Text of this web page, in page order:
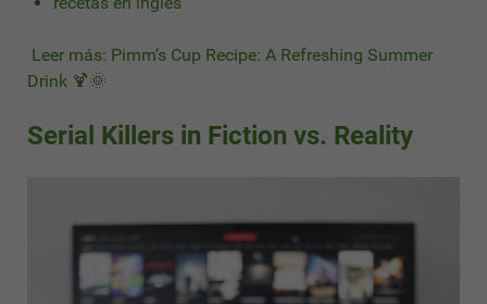
Leer más: Pimm’s Cup Recipe: A Refreshing Summer
Drink 🍹🌞
Serial Killers in Fiction vs. Reality